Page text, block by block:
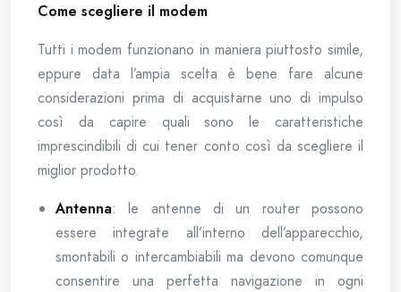
Come scegliere il modem
Tutti i modem funzionano in maniera piuttosto simile,
eppure data l’ampia scelta è bene fare alcune
considerazioni prima di acquistarne uno di impulso
così da capire quali sono le caratteristiche
imprescindibili di cui tener conto così da scegliere il
miglior prodotto.
Antenna: le antenne di un router possono
essere integrate all’interno dell’apparecchio,
smontabili o intercambiabili ma devono comunque
consentire una perfetta navigazione in ogni